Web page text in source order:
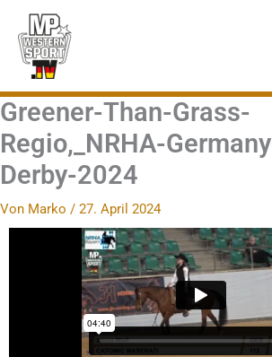
Inhalt
springen
Greener-Than-Grass-
Regio,_NRHA-
Derby-2024
Von Marko / 27. April 2024